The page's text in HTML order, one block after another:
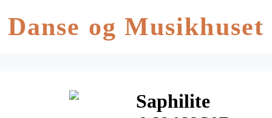
Danse og Musikhuset
Saphilite